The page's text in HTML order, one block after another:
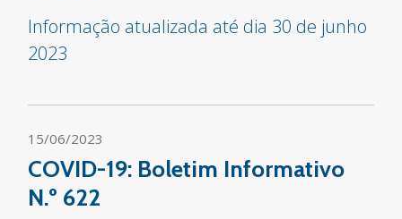
Informação atualizada até dia 30 de junho
2023
15/06/2023
COVID-19: Boletim Informativo
N.º 622